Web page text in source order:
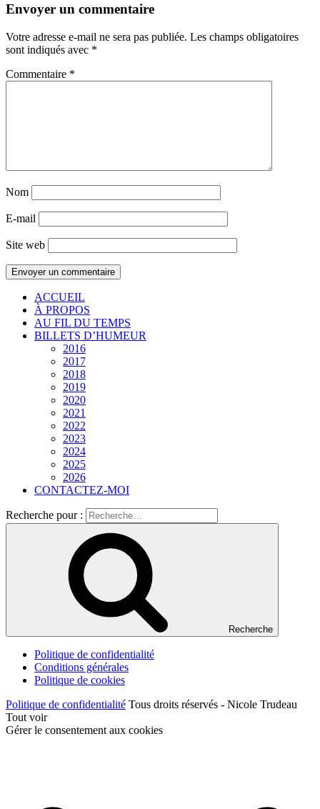
Envoyer un commentaire
Votre adresse e-mail ne sera pas publiée. Les champs obligatoires
sont indiqués avec *
Commentaire *
Nom
E-mail
Site web
ACCUEIL
À PROPOS
AU FIL DU TEMPS
BILLETS D’HUMEUR
2016
2017
2018
2019
2020
2021
2022
2023
2024
2025
2026
CONTACTEZ-MOI
Recherche pour :
Recherche
Politique de confidentialité
Conditions générales
Politique de cookies
Politique de confidentialité Tous droits réservés - Nicole Trudeau
Tout voir
Gérer le consentement aux cookies